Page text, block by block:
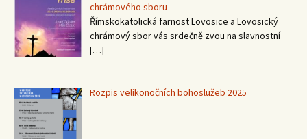
chrámového sboru
Římskokatolická farnost Lovosice a Lovosický
chrámový sbor vás srdečně zvou na slavnostní
[…]
Rozpis velikonočních bohoslužeb 2025